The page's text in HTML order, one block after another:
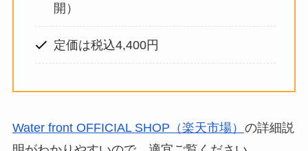
開）
定価は税込4,400円
Water front OFFICIAL SHOP（楽天市場） の詳細説